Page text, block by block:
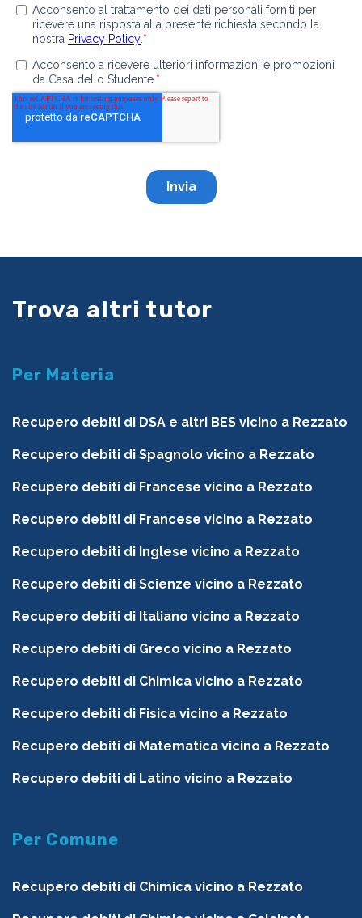
Trova altri tutor
Per Materia
Recupero debiti di DSA e altri BES vicino a Rezzato
Recupero debiti di Spagnolo vicino a Rezzato
Recupero debiti di Francese vicino a Rezzato
Recupero debiti di Francese vicino a Rezzato
Recupero debiti di Inglese vicino a Rezzato
Recupero debiti di Scienze vicino a Rezzato
Recupero debiti di Italiano vicino a Rezzato
Recupero debiti di Greco vicino a Rezzato
Recupero debiti di Chimica vicino a Rezzato
Recupero debiti di Fisica vicino a Rezzato
Recupero debiti di Matematica vicino a Rezzato
Recupero debiti di Latino vicino a Rezzato
Per Comune
Recupero debiti di Chimica vicino a Rezzato